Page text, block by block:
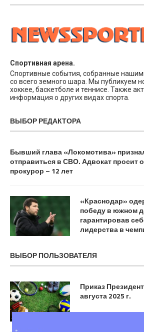
Спортивная арена.
Спортивные события, собранные
со всего земного шара. Мы публикуем
хоккее, баскетболе и теннисе. Также
информация о других видах спорта.
ВЫБОР РЕДАКТОРА
Бывший глава «Локомотива»
отправиться в СВО. Адвокат просит
прокурор – 12 лет
«Краснодар»
победу в южном
гарантировав
лидерства в
ВЫБОР ПОЛЬЗОВАТЕЛЯ
Приказ
августа 2025 г.